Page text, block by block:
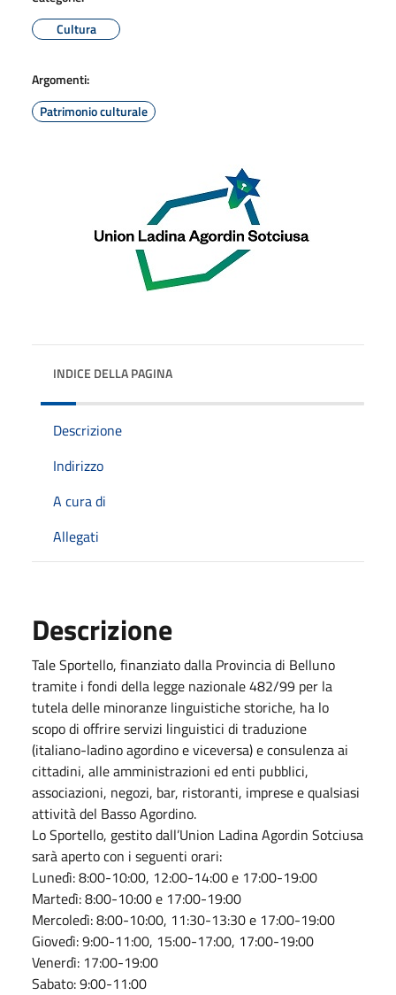
Cultura
Argomenti:
Patrimonio culturale
INDICE DELLA PAGINA
Descrizione
Indirizzo
A cura di
Allegati
Descrizione
Tale Sportello, finanziato dalla Provincia di Belluno
tramite i fondi della legge nazionale 482/99 per la
tutela delle minoranze linguistiche storiche, ha lo
scopo di offrire servizi linguistici di traduzione
(italiano-ladino agordino e viceversa) e consulenza ai
cittadini, alle amministrazioni ed enti pubblici,
associazioni, negozi, bar, ristoranti, imprese e qualsiasi
attività del Basso Agordino.
Lo Sportello, gestito dall’Union Ladina Agordin Sotciusa
sarà aperto con i seguenti orari:
Lunedì: 8:00-10:00, 12:00-14:00 e 17:00-19:00
Martedì: 8:00-10:00 e 17:00-19:00
Mercoledì: 8:00-10:00, 11:30-13:30 e 17:00-19:00
Giovedì: 9:00-11:00, 15:00-17:00, 17:00-19:00
Venerdì: 17:00-19:00
Sabato: 9:00-11:00